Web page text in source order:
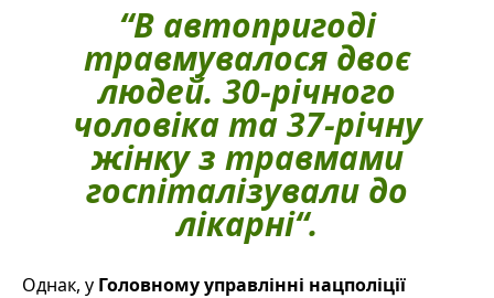
“В автопригоді
травмувалося двоє
людей. 30-річного
чоловіка та 37-річну
жінкуз травмами
госпіталізували до
лікарні“.
Однак, у Головному управлінні нацполіції